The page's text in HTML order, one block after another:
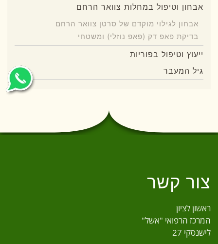
אבחון וטיפול במחלות צוואר הרחם
אבחון לגילוי מוקדם של סרטן צוואר הרחם
בדיקת פאפ דק (פאפ נוזלי) ומשטחי
ייעוץ וטיפול בפוריות
גיל המעבר
צור קשר
ראשון לציון
המרכז הרפואי "אשל"
לישנסקי 27